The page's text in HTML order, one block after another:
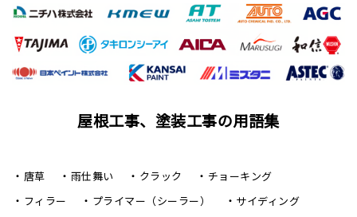
屋根工事、塗装工事の用語集
唐草 雨仕舞い クラック
チョーキング
フィラー
プライマー（シーラー）
サイディング